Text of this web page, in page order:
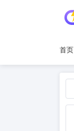
首页